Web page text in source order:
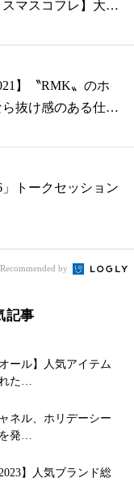
マスコフレ】大
】〝RMK〟のホ
抜け感のある仕
トークセッション
Recommended by
記事
ール】人気アイテム
た…
ネル、ホリデーシー
発…
】人気ブランド総